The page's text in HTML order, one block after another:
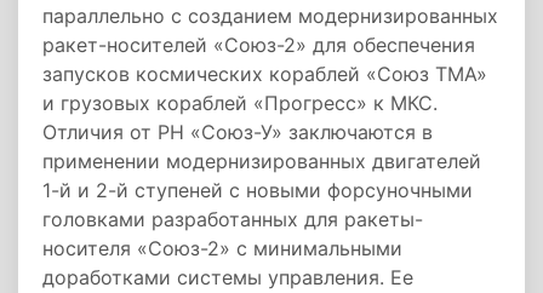
параллельно с созданием модернизированных
ракет-носителей «Союз-2» для обеспечения
запусков космических кораблей «Союз ТМА»
и грузовых кораблей «Прогресс» к МКС.
Отличия от РН «Союз-У» заключаются в
применении модернизированных двигателей
1-й и 2-й ступеней с новыми форсуночными
головками разработанных для ракеты-
носителя «Союз-2» с минимальными
доработками системы управления. Ее